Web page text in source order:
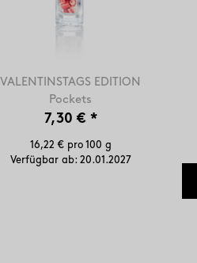
VALENTINSTAGS EDITION
Pockets
7,30 € *
16,22 € pro 100 g
Verfügbar ab: 20.01.2027